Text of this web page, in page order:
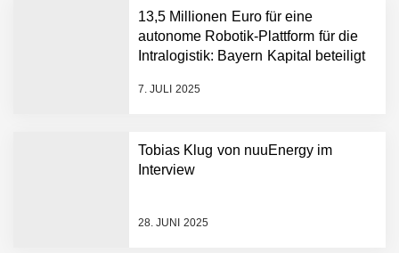
13,5 Millionen Euro für eine
autonome Robotik-Plattform für die
Intralogistik: Bayern Kapital beteiligt
7. JULI 2025
Tobias Klug von nuuEnergy im
Interview
28. JUNI 2025
Portrait
AUDAVIS
AUDAVIS revolutioniert das
Kerngeschäft der
13,5 Millionen Euro für eine